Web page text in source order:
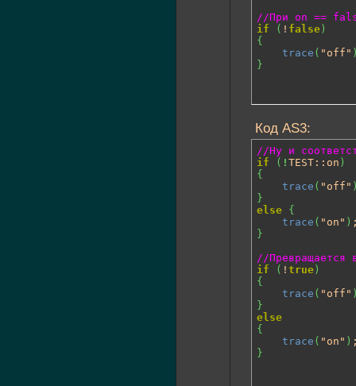
//При on ==
if
( ! false )
{
trace ( "off"
}
Код AS3:
//Ну и
if
( ! TEST::on )
{
trace ( "off"
}
else {
trace ( "on" )
}
//Превращается
if
( ! true )
{
trace ( "off"
}
else
{
trace ( "on" )
}